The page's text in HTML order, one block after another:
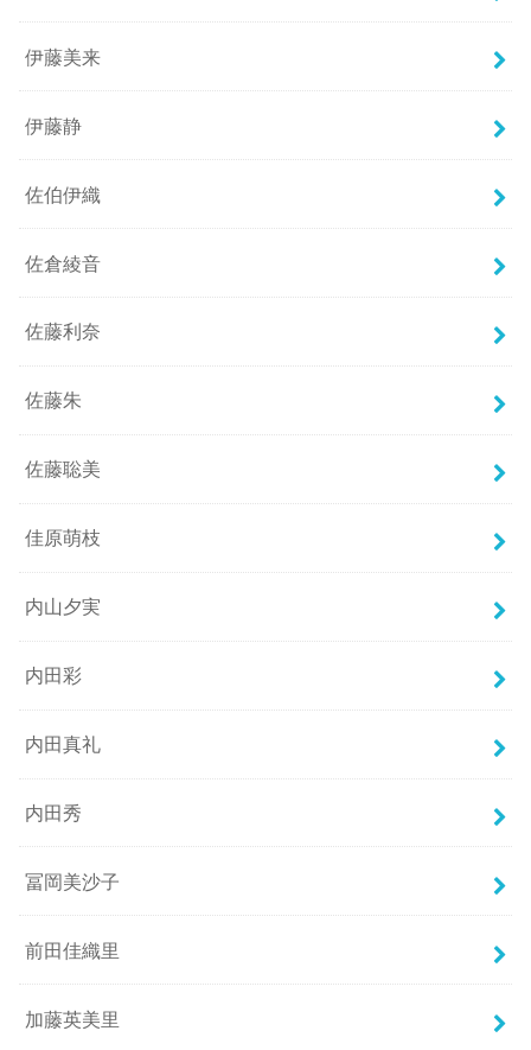
伊藤美来
伊藤静
佐伯伊織
佐倉綾音
佐藤利奈
佐藤朱
佐藤聡美
佳原萌枝
内山夕実
内田彩
内田真礼
内田秀
冨岡美沙子
前田佳織里
加藤英美里